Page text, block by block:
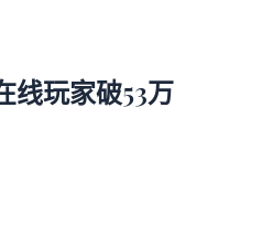
线玩家破53万